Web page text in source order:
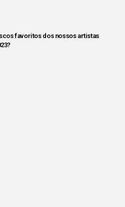
favoritos dos nossos artistas